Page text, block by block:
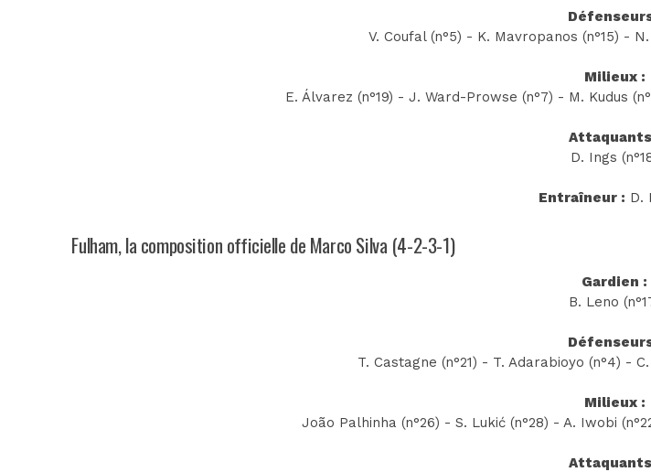
V. Coufal (n°5) - K. Mavropanos (n°15) -
Milieux :
E. Álvarez (n°19) - J. Ward-Prowse (n°7) - M. Kudus
D. Ings
Entraîneur : D.
Fulham, la composition officielle de Marco Silva (4-2-3-1)
Gardien :
B. Leno
T. Castagne (n°21) - T. Adarabioyo (n°4) -
Milieux :
João Palhinha (n°26) - S. Lukić (n°28) - A. Iwobi